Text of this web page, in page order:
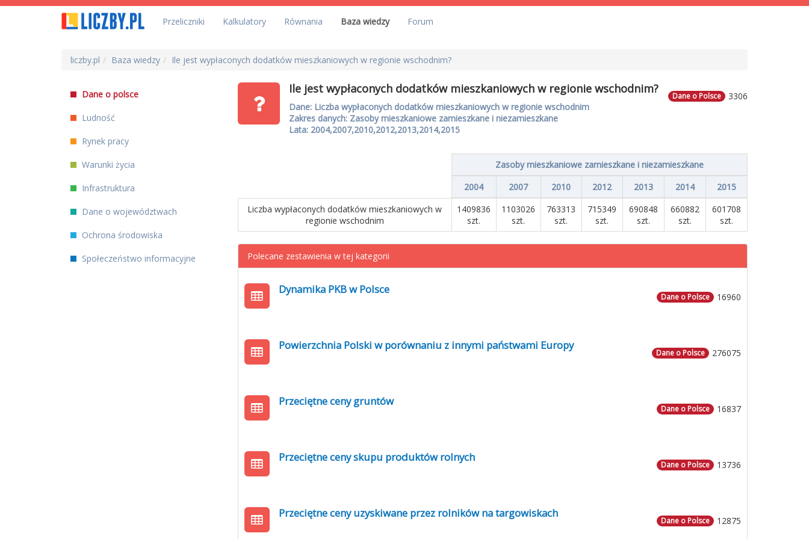
Przeliczniki Kalkulatory Równania Baza wiedzy Forum
liczby.pl Baza wiedzy Ile jest wypłaconych dodatków mieszkaniowych w regionie wschodnim?
Dane o polsce
Ludność
Rynek pracy
Warunki życia
Infrastruktura
Dane o województwach
Ochrona środowiska
Społeczeństwo informacyjne
3306
Dane o Polsce
Ile jest wypłaconych dodatków mieszkaniowych w regionie wschodnim?
Dane: Liczba wypłaconych dodatków mieszkaniowych w regionie wschodnim
Zakres danych: Zasoby mieszkaniowe zamieszkane i niezamieszkane
Lata: 2004,2007,2010,2012,2013,2014,2015
Zasoby mieszkaniowe zamieszkane i niezamieszkane
2004
2007 2010 2012 2013 2014
2015
Liczba wypłaconych dodatków mieszkaniowych w
regionie wschodnim
1409836
szt.
1103026
szt.
763313
szt.
715349
szt.
690848
szt.
660882
szt.
601708
szt.
Polecane zestawienia w tej kategorii
16960
Dane o Polsce
Dynamika PKB w Polsce
276075
Dane o Polsce
Powierzchnia Polski w porównaniu z innymi państwami Europy
16837
Dane o Polsce
Przeciętne ceny gruntów
13736
Dane o Polsce
Przeciętne ceny skupu produktów rolnych
12875
Dane o Polsce
Przeciętne ceny uzyskiwane przez rolników na targowiskach